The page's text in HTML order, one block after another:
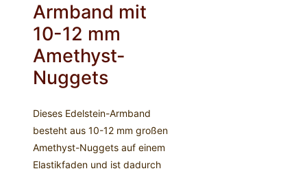
Armband mit
10-12 mm
Amethyst-
Nuggets
Dieses Edelstein-Armband
besteht aus 10-12 mm großen
Amethyst-Nuggets auf einem
Elastikfaden und ist dadurch